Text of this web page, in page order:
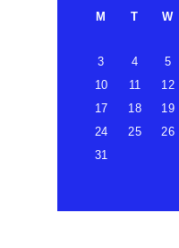
M
T W
3
4 5
10
11 12
17
18 19
24
25 26
31